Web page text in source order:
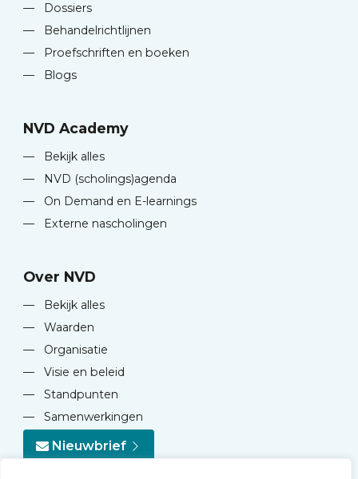
—
Dossiers
—
Behandelrichtlijnen
—
Proefschriften en boeken
—
Blogs
NVD Academy
—
Bekijk alles
—
NVD (scholings)agenda
—
On Demand en E-learnings
—
Externe nascholingen
Over NVD
—
Bekijk alles
—
Waarden
—
Organisatie
—
Visie en beleid
—
Standpunten
—
Samenwerkingen
Nieuwbrief